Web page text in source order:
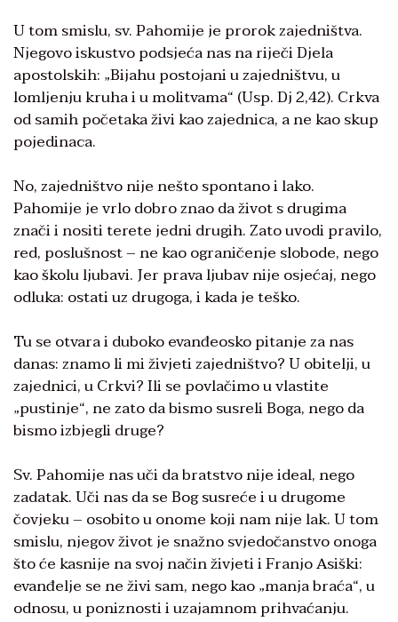
U tom smislu, sv. Pahomije je prorok zajedništva.
Njegovo iskustvo podsjeća nas na riječi Djela
apostolskih: „Bijahu postojani u zajedništvu, u
lomljenju kruha i u molitvama“ (Usp. Dj 2,42). Crkva
od samih početaka živi kao zajednica, a ne kao skup
pojedinaca.
No, zajedništvo nije nešto spontano i lako.
Pahomije je vrlo dobro znao da život s drugima
znači i nositi terete jedni drugih. Zato uvodi pravilo,
red, poslušnost – ne kao ograničenje slobode, nego
kao školu ljubavi. Jer prava ljubav nije osjećaj, nego
odluka: ostati uz drugoga, i kada je teško.
Tu se otvara i duboko evanđeosko pitanje za nas
danas: znamo li mi živjeti zajedništvo? U obitelji, u
zajednici, u Crkvi? Ili se povlačimo u vlastite
„pustinje“, ne zato da bismo susreli Boga, nego da
bismo izbjegli druge?
Sv. Pahomije nas uči da bratstvo nije ideal, nego
zadatak. Uči nas da se Bog susreće i u drugome
čovjeku – osobito u onome koji nam nije lak. U tom
smislu, njegov život je snažno svjedočanstvo onoga
što će kasnije na svoj način živjeti i Franjo Asiški:
evanđelje se ne živi sam, nego kao „manja braća“, u
odnosu, u poniznosti i uzajamnom prihvaćanju.